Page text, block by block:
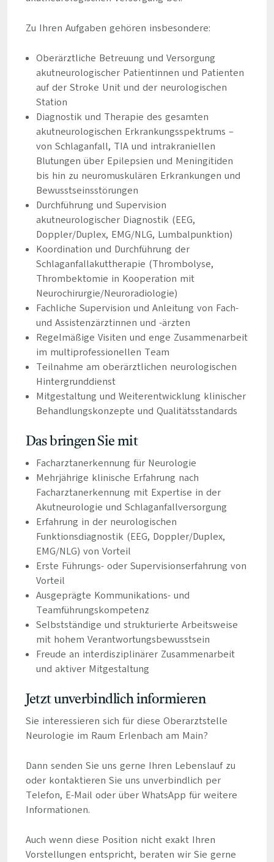
Zu Ihren Aufgaben gehören insbesondere:
Oberärztliche Betreuung und Versorgung
akutneurologischer Patientinnen und Patienten
auf der Stroke Unit und der neurologischen
Station
Diagnostik und Therapie des gesamten
akutneurologischen Erkrankungsspektrums –
von Schlaganfall, TIA und intrakraniellen
Blutungen über Epilepsien und Meningitiden
bis hin zu neuromuskulären Erkrankungen und
Bewusstseinsstörungen
Durchführung und Supervision
akutneurologischer Diagnostik (EEG,
Doppler/Duplex, EMG/NLG, Lumbalpunktion)
Koordination und Durchführung der
Schlaganfallakuttherapie (Thrombolyse,
Thrombektomie in Kooperation mit
Neurochirurgie/Neuroradiologie)
Fachliche Supervision und Anleitung von Fach-
und Assistenzärztinnen und -ärzten
Regelmäßige Visiten und enge Zusammenarbeit
im multiprofessionellen Team
Teilnahme am oberärztlichen neurologischen
Hintergrunddienst
Mitgestaltung und Weiterentwicklung klinischer
Behandlungskonzepte und Qualitätsstandards
Das bringen Sie mit
Facharztanerkennung für Neurologie
Mehrjährige klinische Erfahrung nach
Facharztanerkennung mit Expertise in der
Akutneurologie und Schlaganfallversorgung
Erfahrung in der neurologischen
Funktionsdiagnostik (EEG, Doppler/Duplex,
EMG/NLG) von Vorteil
Erste Führungs- oder Supervisionserfahrung von
Vorteil
Ausgeprägte Kommunikations- und
Teamführungskompetenz
Selbstständige und strukturierte Arbeitsweise
mit hohem Verantwortungsbewusstsein
Freude an interdisziplinärer Zusammenarbeit
und aktiver Mitgestaltung
Jetzt unverbindlich informieren
Sie interessieren sich für diese Oberarztstelle
Neurologie im Raum Erlenbach am Main?
Dann senden Sie uns gerne Ihren Lebenslauf zu
oder kontaktieren Sie uns unverbindlich per
Telefon, E-Mail oder über WhatsApp für weitere
Informationen.
Auch wenn diese Position nicht exakt Ihren
Vorstellungen entspricht, beraten wir Sie gerne